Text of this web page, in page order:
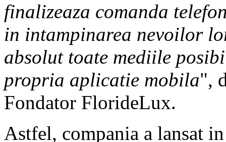
finalizeaza comanda
in intampinarea nevoilor
absolut toate mediile
propria aplicatie mobila",
Fondator FlorideLux.
Astfel, compania a lansat